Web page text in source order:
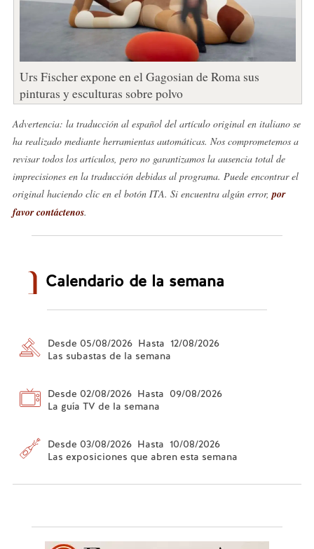
Urs Fischer expone en el Gagosian de Roma sus
pinturas y esculturas sobre polvo
Advertencia: la traducción al español del artículo original en italiano se
ha realizado mediante herramientas automáticas. Nos comprometemos a
revisar todos los artículos, pero no garantizamos la ausencia total de
imprecisiones en la traducción debidas al programa. Puede encontrar el
original haciendo clic en el botón ITA. Si encuentra algún error,por
favor contáctenos.
Calendario de la semana
Desde 05/08/2026 Hasta 12/08/2026
Las subastas de la semana
Desde 02/08/2026 Hasta 09/08/2026
La guía TV de la semana
Desde 03/08/2026 Hasta 10/08/2026
Las exposiciones que abren esta semana